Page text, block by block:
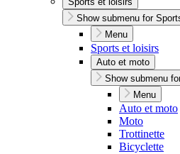
Show submenu for
Menu
Sports et loisirs
Auto et moto
Show submenu
Menu
Auto et moto
Moto
Trottinette
Bicyclette